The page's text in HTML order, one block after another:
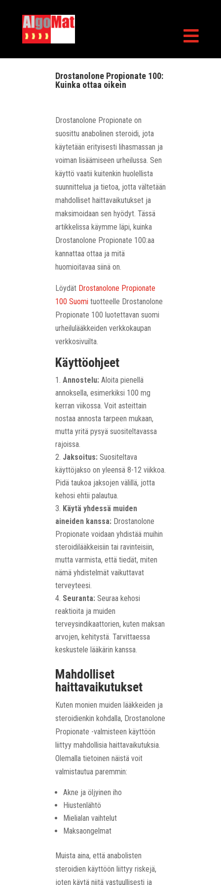

Drostanolone Propionate 100:
Kuinka ottaa oikein
Drostanolone Propionate on
suosittu anabolinen steroidi, jota
käytetään erityisesti lihasmassan ja
voiman lisäämiseen urheilussa. Sen
käyttö vaatii kuitenkin huolellista
suunnittelua ja tietoa, jotta vältetään
mahdolliset haittavaikutukset ja
maksimoidaan sen hyödyt. Tässä
artikkelissa käymme läpi, kuinka
Drostanolone Propionate 100:aa
kannattaa ottaa ja mitä
huomioitavaa siinä on.
Löydät Drostanolone Propionate
100 Suomi tuotteelle Drostanolone
Propionate 100 luotettavan suomi
urheilulääkkeiden verkkokaupan
verkkosivuilta.
Käyttöohjeet
Annostelu: Aloita pienellä
annoksella, esimerkiksi 100 mg
kerran viikossa. Voit asteittain
nostaa annosta tarpeen mukaan,
mutta yritä pysyä suositeltavassa
rajoissa.
Jaksoitus: Suositeltava
käyttöjakso on yleensä 8-12 viikkoa.
Pidä taukoa jaksojen välillä, jotta
kehosi ehtii palautua.
Käytä yhdessä muiden
aineiden kanssa: Drostanolone
Propionate voidaan yhdistää muihin
steroidilääkkeisiin tai ravinteisiin,
mutta varmista, että tiedät, miten
nämä yhdistelmät vaikuttavat
terveyteesi.
Seuranta: Seuraa kehosi
reaktioita ja muiden
terveysindikaattorien, kuten maksan
arvojen, kehitystä. Tarvittaessa
keskustele lääkärin kanssa.
Mahdolliset
haittavaikutukset
Kuten monien muiden lääkkeiden ja
steroidienkin kohdalla, Drostanolone
Propionate -valmisteen käyttöön
liittyy mahdollisia haittavaikutuksia.
Olemalla tietoinen näistä voit
valmistautua paremmin:
Akne ja öljyinen iho
Hiustenlähtö
Mielialan vaihtelut
Maksaongelmat
Muista aina, että anabolisten
steroidien käyttöön liittyy riskejä,
joten käytä niitä vastuullisesti ja